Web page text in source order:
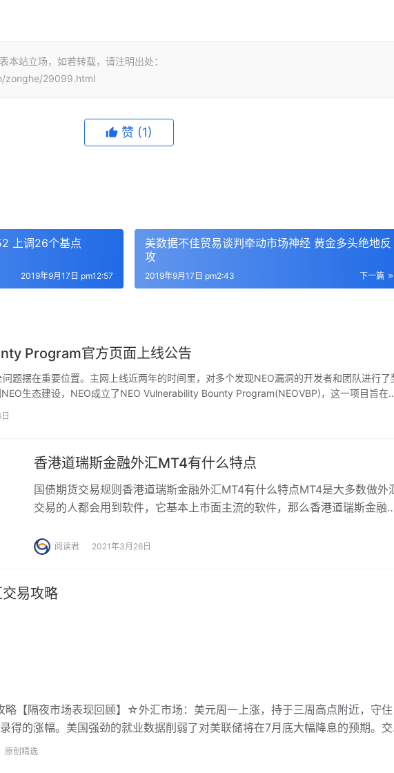
本站立场，如若转载，请注明出处：
zonghe/29099.html
赞 (1)
上调26个基点
2019年9月17日 pm12:57
美数据不佳贸易谈判牵动市场神经 黄金多头绝地反
攻
下一篇
2019年9月17日 pm2:43
Program官方页面上线公告
摆在重要位置。主网上线近两年的时间里，对多个发现NEO漏洞的开发者和团队进行了
生态建设，NEO成立了NEO Vulnerability Bounty Program(NEOVBP)，这一项目旨在
大的社区安全专家们提供一个通道，如果发现关于我们的区块链底层的潜在安全性问题或者
，我们将调查所有合格的漏洞报告，并尽最大努力迅速解决问题。奖励将以美元等值
香港道瑞斯金融外汇MT4有什么特点
国债期货交易规则香港道瑞斯金融外汇MT4有什么特点MT4是大多数做外
交易的人都会用到软件，它基本上市面主流的软件，那么香港道瑞斯金融
賬號管理平
阅读君 2021年3月26日
易攻略
略【隔夜市场表现回顾】☆外汇市场：美元周一上涨，持于三周高点附近，守住
得的涨幅。美国强劲的就业数据削弱了对美联储将在7月底大幅降息的预期。交
开始为期两日的美国国会作证，以寻找有关降息线索。纽约尾盘，美元指数升
及的三周高位97.44。
原创精选